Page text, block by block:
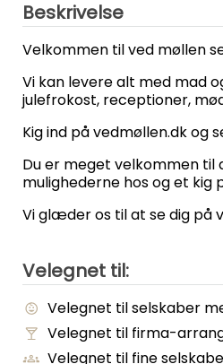
Beskrivelse
Velkommen til ved møllen
Vi kan levere alt med mad
julefrokost, receptioner,
Kig ind på vedmøllen.dk og
Du er meget velkommen til
mulighederne hos og et kig
Vi glæder os til at se dig på
Velegnet til:
Velegnet til selskaber
Velegnet til firma-
Velegnet til fine